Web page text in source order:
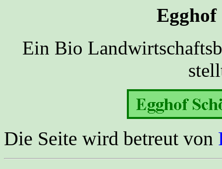
Ein Bio
Die Seite wird betreut von